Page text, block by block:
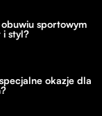
sportowym
i styl?
okazje dla